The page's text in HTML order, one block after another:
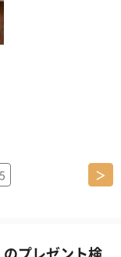
＞